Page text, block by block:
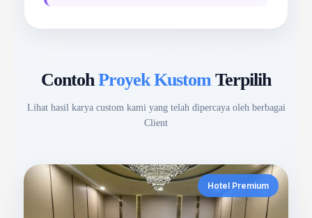
ContohProyek KustomTerpilih
Lihat hasil karya custom kami yang telah dipercaya oleh berbagai
Client
Hotel Premium